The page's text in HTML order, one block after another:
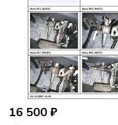
16 500 ₽